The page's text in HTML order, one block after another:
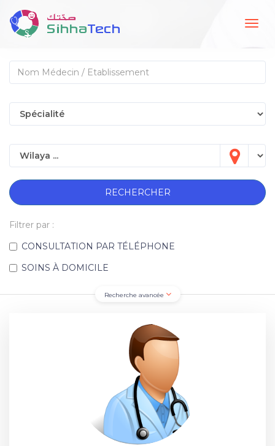
RECHERCHER
Filtrer par :
CONSULTATION PAR TÉLÉPHONE
SOINS À DOMICILE
Recherche avancée